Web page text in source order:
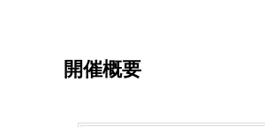
開催概要